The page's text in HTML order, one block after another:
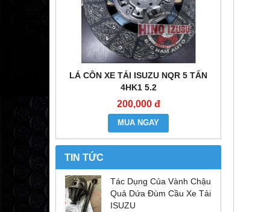
LÁ CÔN XE TẢI ISUZU NQR 5 TẤN
4HK1 5.2
200,000 đ
MUA NGAY
TIN TỨC
Tác Dụng Của Vành Chậu
Quả Dứa Đùm Cầu Xe Tải
ISUZU